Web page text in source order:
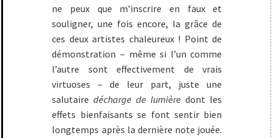
ne peux que m’inscrire en faux et
souligner, une fois encore, la grâce de
ces deux artistes chaleureux ! Point de
démonstration – même si l’un comme
l’autre sont effectivement de vrais
virtuoses – de leur part, juste une
salutairedécharge de lumière dont les
effets bienfaisants se font sentir bien
longtemps après la dernière note jouée.